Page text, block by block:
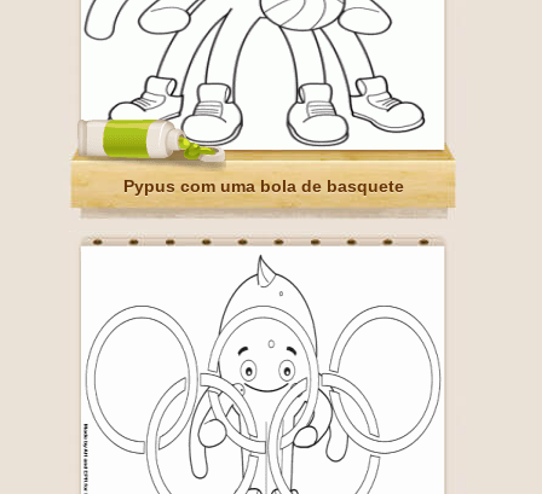
Pypus com uma bola de basquete